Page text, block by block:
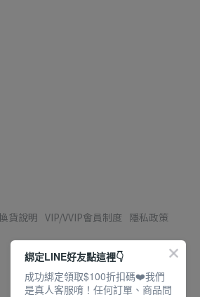
貨說明 VIP/VVIP會員制度 隱私政策
綁定LINE好友點這裡👇
成功綁定領取$100折扣碼❤️我們
是真人客服唷！任何訂單、商品問